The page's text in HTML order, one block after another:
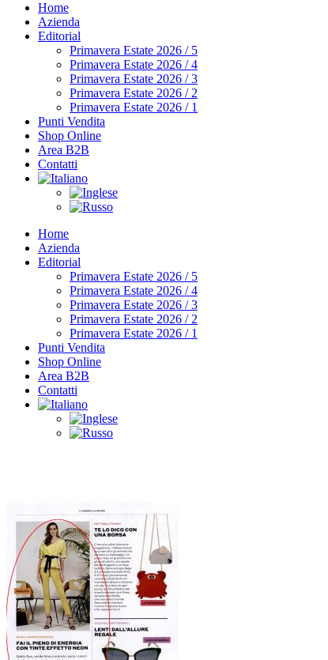
Home
Azienda
Editorial
Primavera Estate 2026 / 5
Primavera Estate 2026 / 4
Primavera Estate 2026 / 3
Primavera Estate 2026 / 2
Primavera Estate 2026 / 1
Punti Vendita
Shop Online
Area B2B
Contatti
Home
Azienda
Editorial
Primavera Estate 2026 / 5
Primavera Estate 2026 / 4
Primavera Estate 2026 / 3
Primavera Estate 2026 / 2
Primavera Estate 2026 / 1
Punti Vendita
Shop Online
Area B2B
Contatti